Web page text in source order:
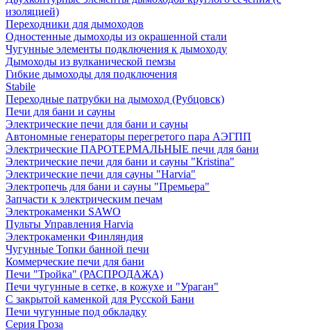
изоляцией)
Переходники для дымоходов
Одностенные дымоходы из окрашенной стали
Чугунные элементы подключения к дымоходу
Дымоходы из вулканической пемзы
Гибкие дымоходы для подключения
Stabile
Переходные патрубки на дымоход (Рубцовск)
Печи для бани и сауны
Электрические печи для бани и сауны
Автономные генераторы перегретого пара АЭГПП
Электрические ПАРОТЕРМАЛЬНЫЕ печи для бани
Электрические печи для бани и сауны "Кristina"
Электрические печи для сауны "Harvia"
Электропечь для бани и сауны "Премьера"
Запчасти к электрическим печам
Электрокаменки SAWO
Пульты Управления Harvia
Электрокаменки Финляндия
Чугунные Топки банной печи
Коммерческие печи для бани
Печи "Тройка" (РАСПРОДАЖА)
Печи чугунные в сетке, в кожухе и "Ураган"
С закрытой каменкой для Русской Бани
Печи чугунные под обкладку
Серия Гроза